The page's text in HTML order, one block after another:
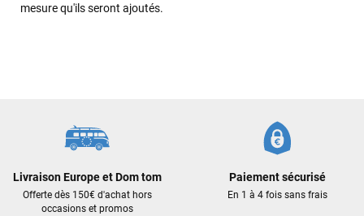
mesure qu'ils seront ajoutés.
Livraison Europe et Dom tom
Offerte dès 150€ d'achat hors
occasions et promos
Paiement sécurisé
En 1 à 4 fois sans frais